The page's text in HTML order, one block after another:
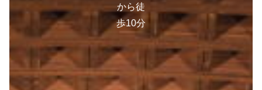
から徒
歩10分